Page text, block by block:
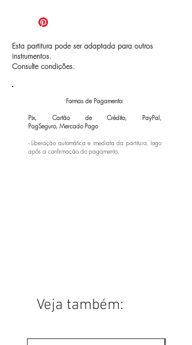
Esta partitura pode ser adaptada para outros
instrumentos.
Consulte condições.
Formas de Pagamento:
Pix, Cartão de Crédito, PayPal,
PagSeguro, Mercado Pago
- Liberação automática e imediata da partitura, logo
após a confirmação do pagamento.
Veja também: